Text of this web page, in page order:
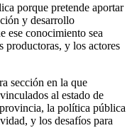
porque pretende aportar
y desarrollo
ese conocimiento sea
productoras, y los actores
sección en la que
al estado de
la política pública
y los desafíos para